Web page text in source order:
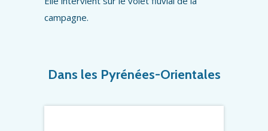
campagne.
Dans les Pyrénées-Orientales